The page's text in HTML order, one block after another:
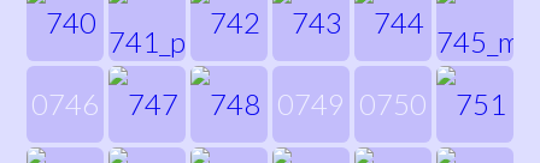
0746 0749 0750